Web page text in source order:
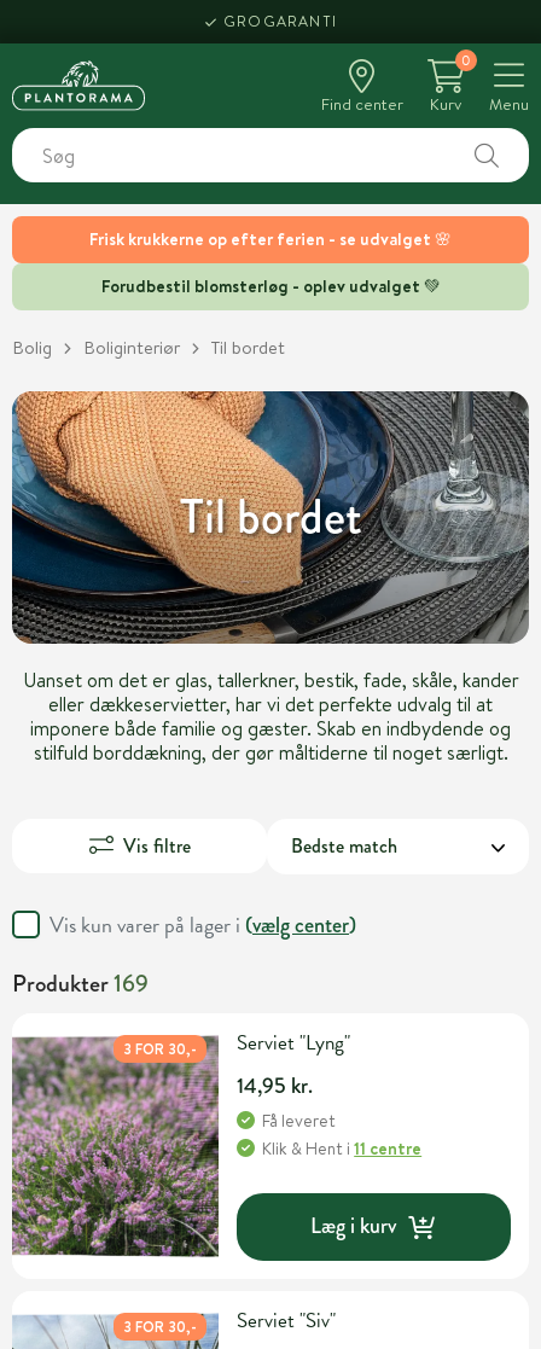
Frisk krukkerne op efter ferien - se udvalget 🌸
Forudbestil blomsterløg - oplev udvalget 💚
HENT SAMME DAG
Find center
0
Kurv
Menu
Bolig Boliginteriør Til bordet
Til bordet
Uanset om det er glas, tallerkner, bestik, fade, skåle, kander
eller dækkeservietter, har vi det perfekte udvalg til at
imponere både familie og gæster. Skab en indbydende og
stilfuld borddækning, der gør måltiderne til noget særligt.
Vis filtre
Vis kun varer på lager i (vælg center)
Produkter169
3 FOR 30,- Serviet "Lyng"
14,95 kr.
Få leveret
Klik & Hent i11 centre
Læg i kurv
3 FOR 30,- Serviet "Siv"